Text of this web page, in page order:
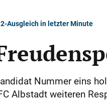
Ausgleich in letzter Minute
Nummer eins
Albstadt weiteren